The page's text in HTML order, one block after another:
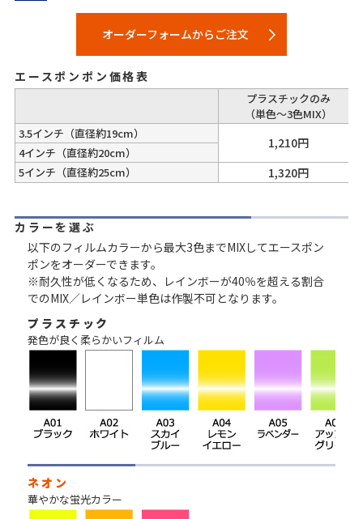
オーダーフォームからご注文
エースポンポン価格表
プラスチックのみ
（単色～3色MIX）
3.5インチ（直径約19cm）
1,210円
4インチ（直径約20cm）
5インチ（直径約25cm）
1,320円
カラーを選ぶ
以下のフィルムカラーから最大3色までMIXしてエースポン
ポンをオーダーできます。
※耐久性が低くなるため、レインボーが40％を超える割合
でのMIX／レインボー単色は作製不可となります。
プラスチック
発色が良く柔らかいフィルム
ネオン
華やかな蛍光カラー